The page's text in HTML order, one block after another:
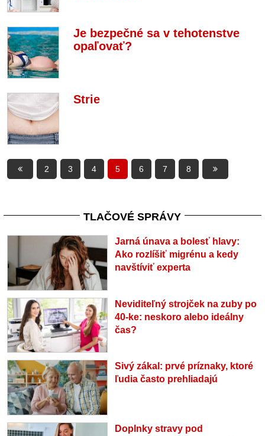
Je bezpečné sa v tehotenstve
opaľovať?
Strie
2 3 4 5 6 7 8
TLAČOVÉ SPRÁVY
Jarná únava a bolesť hlavy:
Ako rozlíšiť migrénu a kedy
navštíviť experta
Neviditeľný strojček na zuby po
40-ke: neskoro alebo ideálny
čas?
Sivý zákal: prvé príznaky, ktoré
ľudia často prehliadajú
Doplnky stravy pod